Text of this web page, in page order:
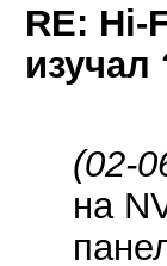
RE: Hi-
изучал
(02-
на